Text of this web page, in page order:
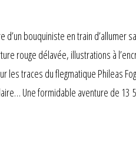
d’un bouquiniste en train
rouge délavée, illustrations à
les traces du flegmatique Phileas
Une formidable aventure de 13